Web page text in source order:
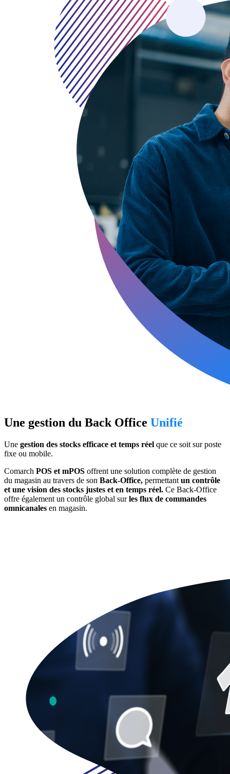
Une gestion du Back Office Unifié
Une gestion des stocks efficace et temps réel que ce soit sur poste
fixe ou mobile.
Comarch POS et mPOS offrent une solution complète de gestion
du magasin au travers de son Back-Office, permettant un contrôle
et une vision des stocks justes et en temps réel. Ce Back-Office
offre également un contrôle global surles flux de commandes
omnicanales en magasin.